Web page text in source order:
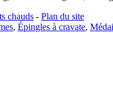
chauds - Plan du site
, Épingles à cravate,